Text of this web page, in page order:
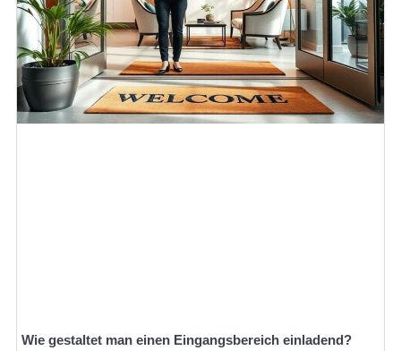
Wie gestaltet man einen Eingangsbereich einladend?